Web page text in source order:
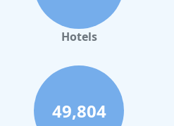
Romantische Hotels in
Romantische Hotels in
Romantische Hotels in Baden
Romantische Hotels in Sankt
Hotels
49,804